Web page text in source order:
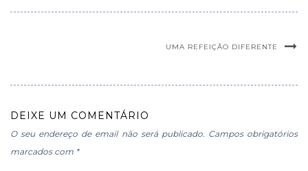
UMA REFEIÇÃO DIFERENTE
DEIXE UM COMENTÁRIO
O seu endereço de email não será publicado. Campos obrigatórios
marcados com *